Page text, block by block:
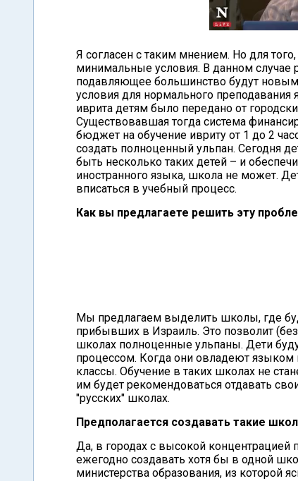
Я согласен с таким мнением. Но для
минимальные условия. В данном случае
подавляющее большинство будут
условия для нормального
иврита детям было передано от
Существовавшая тогда система
бюджет на обучение ивриту от 1 до 2
создать полноценный ульпан. Сегодня
быть несколько таких детей – и
иностранного языка, школа не может.
вписаться в учебный процесс.
Как вы предлагаете решить эту
Мы предлагаем выделить школы, где
прибывших в Израиль. Это позволит
школах полноценные ульпаны. Дети
процессом. Когда они овладеют языком
классы. Обучение в таких школах не
им будет рекомендоваться отдавать
"русских" школах.
Предполагается создавать такие
Да, в городах с высокой
ежегодно создавать хотя бы в одной
министерства образования, из которой